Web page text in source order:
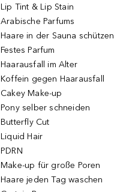
Lip Tint & Lip Stain
Arabische Parfums
Haare in der Sauna schützen
Festes Parfum
Haarausfall im Alter
Koffein gegen Haarausfall
Cakey Make-up
Pony selber schneiden
Butterfly Cut
Liquid Hair
PDRN
Make-up für große Poren
Haare jeden Tag waschen